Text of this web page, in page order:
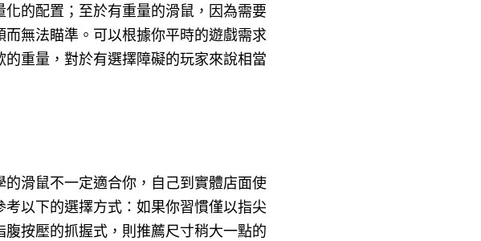
的配置；至於有重量的滑鼠，因為需要
無法瞄準。可以根據你平時的遊戲需求
重量，對於有選擇障礙的玩家來說相當
滑鼠不一定適合你，自己到實體店面使
以下的選擇方式：如果你習慣僅以指尖
按壓的抓握式，則推薦尺寸稍大一點的